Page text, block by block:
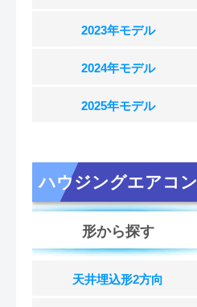
2023年モデル
2024年モデル
2025年モデル
ハウジングエアコン
形から探す
天井埋込形2方向